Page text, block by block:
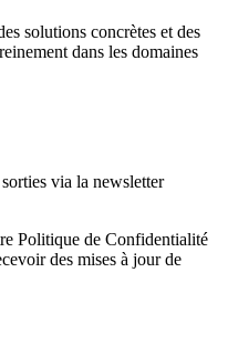
solutions concrètes et des
dans les domaines
via la newsletter
Politique de Confidentialité
des mises à jour de